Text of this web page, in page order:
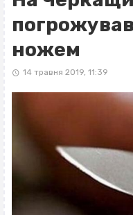
ножем
14 травня 2019, 11:39